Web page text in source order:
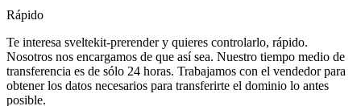
Rápido
Te interesa sveltekit-prerender y quieres controlarlo, rápido.
Nosotros nos encargamos de que así sea. Nuestro tiempo medio de
transferencia es de sólo 24 horas. Trabajamos con el vendedor para
obtener los datos necesarios para transferirte el dominio lo antes
posible.